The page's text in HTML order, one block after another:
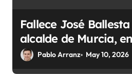
Fallece José
alcalde de Murcia,
sus funciones.
Pablo Arranz May 10, 2026